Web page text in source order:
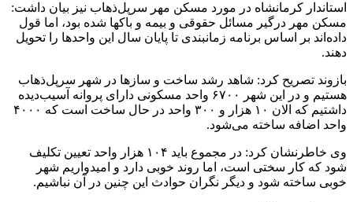
استاندار کرمانشاه در مورد مسکن مهر سرپل‌ذهاب نیز بیان داشت:
مسکن مهر درگیر مسائل حقوقی و بیمه و باکها شده بود، اما قول
داده‌اند بر اساس برنامه زمانبندی تا پایان سال این واحدها را تحویل
دهند.
بازوند تصریح کرد: شاهد رشد ساخت و سازها در شهر سرپل‌ذهاب
هستیم و در این شهر ۶۷۰۰ واحد مسکونی دارای پروانه آسیب‌دیده
داشتیم که الان ۱۰ هزار و ۳۰۰ واحد در حال ساخت است که ۴۰۰۰
واحد اضافه ساخته می‌شود.
وی خاطرنشان کرد: در مجموع باید ۱۰۴ هزار واحد تعیین تکلیف
شود که کار سختی است، اما روند خوبی دارد و امیدواریم شهر
خوبی ساخته شود و دیگر نگران حوادث این چنین در آن نباشیم.